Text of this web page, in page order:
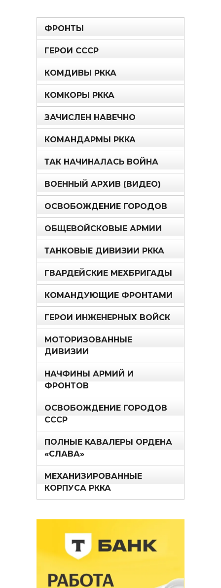
ФРОНТЫ
ГЕРОИ СССР
КОМДИВЫ РККА
КОМКОРЫ РККА
ЗАЧИСЛЕН НАВЕЧНО
КОМАНДАРМЫ РККА
ТАК НАЧИНАЛАСЬ ВОЙНА
ВОЕННЫЙ АРХИВ (ВИДЕО)
ОСВОБОЖДЕНИЕ ГОРОДОВ
ОБЩЕВОЙСКОВЫЕ АРМИИ
ТАНКОВЫЕ ДИВИЗИИ РККА
ГВАРДЕЙСКИЕ МЕХБРИГАДЫ
КОМАНДУЮЩИЕ ФРОНТАМИ
ГЕРОИ ИНЖЕНЕРНЫХ ВОЙСК
МОТОРИЗОВАННЫЕ
ДИВИЗИИ
НАЧФИНЫ АРМИЙ И
ФРОНТОВ
ОСВОБОЖДЕНИЕ ГОРОДОВ
СССР
ПОЛНЫЕ КАВАЛЕРЫ ОРДЕНА
«СЛАВА»
МЕХАНИЗИРОВАННЫЕ
КОРПУСА РККА